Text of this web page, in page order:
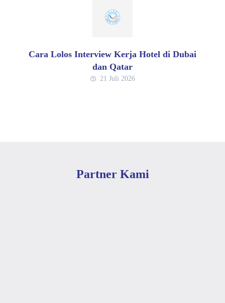
Cara Lolos Interview Kerja Hotel di Dubai
dan Qatar
21 Juli 2026
Partner Kami